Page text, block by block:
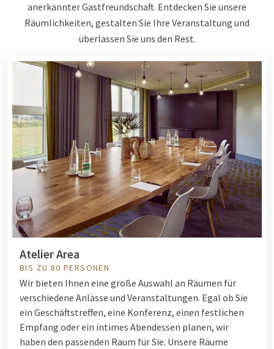
anerkannter Gastfreundschaft. Entdecken Sie unsere
Räumlichkeiten, gestalten Sie Ihre Veranstaltung und
überlassen Sie uns den Rest.
Atelier Area
BIS ZU 80 PERSONEN
Wir bieten Ihnen eine große Auswahl an Räumen für
verschiedene Anlässe und Veranstaltungen. Egal ob Sie
ein Geschäftstreffen, eine Konferenz, einen festlichen
Empfang oder ein intimes Abendessen planen, wir
haben den passenden Raum für Sie. Unsere Räume